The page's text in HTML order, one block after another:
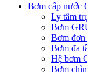
Bơm cấp nước
Ly tâm
Bơm
Bơm đơn
Bơm đa
Hệ bơm
Bơm